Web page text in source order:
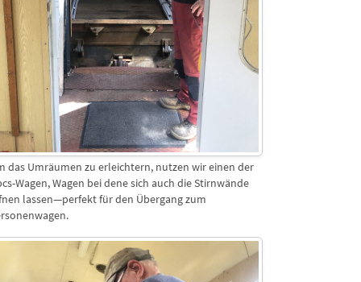
das Umräumen zu erleichtern, nutzen wir einen der
Wagen, Wagen bei dene sich auch die Stirnwände
lassen—perfekt für den Übergang zum